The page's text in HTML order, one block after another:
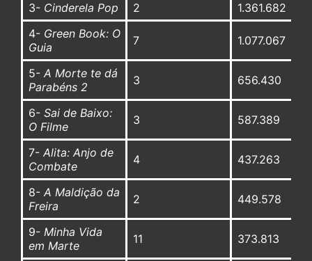
3- Cinderela Pop 2
1.361.682
4- Green Book: O
Guia
7 1.077.067
5- A Morte te dá
Parabéns 2
3 656.430
6- Sai de Baixo:
O Filme
3 587.389
7- Alita: Anjo de
Combate
4 437.263
8- A Maldição da
Freira
2 449.578
9- Minha Vida
em Marte
11 373.813